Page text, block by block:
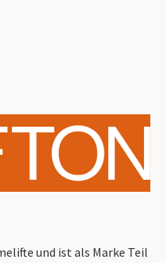
und ist als Marke Teil